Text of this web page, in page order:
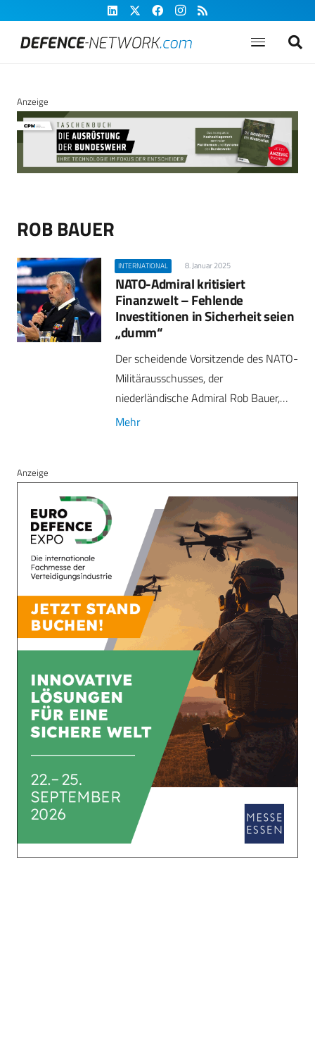
Anzeige
ROB BAUER
INTERNATIONAL 8. Januar 2025
NATO-Admiral kritisiert
Finanzwelt – Fehlende
Investitionen in Sicherheit seien
„dumm“
Der scheidende Vorsitzende des NATO-
Militärausschusses, der
niederländische Admiral Rob Bauer,…
Mehr
Anzeige